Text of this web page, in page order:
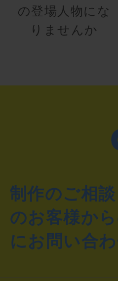
の登場人物にな
りませんか
制作のご相
のお客様か
にお問い合